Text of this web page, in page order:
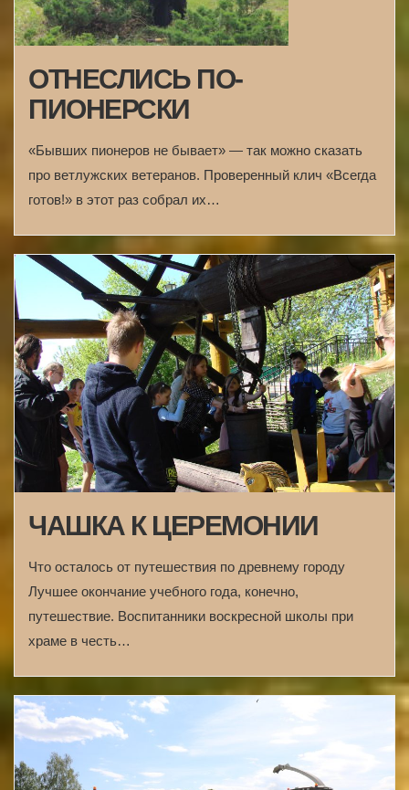
ОТНЕСЛИСЬ ПО-
ПИОНЕРСКИ
«Бывших пионеров не бывает» — так можно сказать
про ветлужских ветеранов. Проверенный клич «Всегда
готов!» в этот раз собрал их…
ЧАШКА К ЦЕРЕМОНИИ
Что осталось от путешествия по древнему городу
Лучшее окончание учебного года, конечно,
путешествие. Воспитанники воскресной школы при
храме в честь…